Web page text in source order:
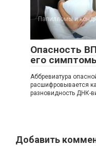
Папилломы и
Опасность
его
Аббревиатура
расшифровывается
разновидность ДНК-
Добавить